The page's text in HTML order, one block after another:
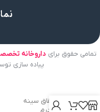
تمامی حقوق برای داروخانه
پیاده سازی
کرم شقاق سینه